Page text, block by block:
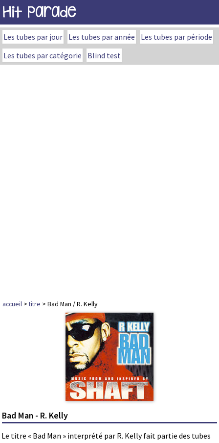
Hit Parade
Les tubes par jour Les tubes par année
Les tubes par période
Les tubes par catégorie
Blind test
accueil >titre > Bad Man / R. Kelly
Bad Man - R. Kelly
Le titre « Bad Man » interprété par R. Kelly fait partie des tubes